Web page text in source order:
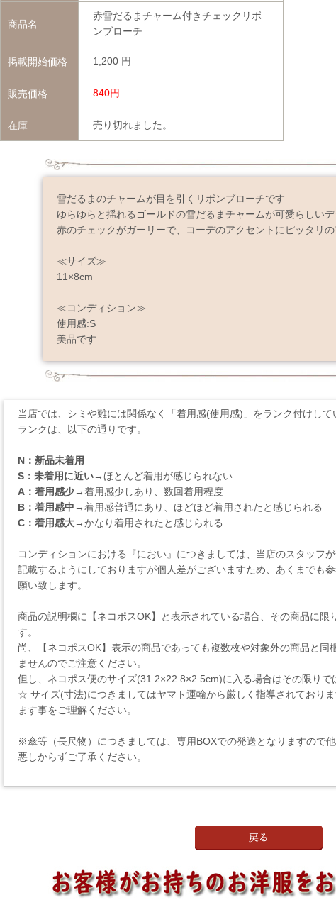
商品名
赤雪だるまチャーム付きチェックリボ
ンブローチ
掲載開始価格 1,200 円
販売価格 840円
在庫 売り切れました。
雪だるまのチャームが目を引くリボンブローチです
ゆらゆらと揺れるゴールドの雪だるまチャームが可愛らしい
赤のチェックがガーリーで、コーデのアクセントにピッタリ
≪サイズ≫
11×8cm
≪コンディション≫
使用感:S
美品です
当店では、シミや難には関係なく「着用感(使用感)」をランク付けして
ランクは、以下の通りです。
N：新品未着用
S：未着用に近い→ほとんど着用が感じられない
A：着用感少→着用感少しあり、数回着用程度
B：着用感中→着用感普通にあり、ほどほど着用されたと感じられる
C：着用感大→かなり着用されたと感じられる
コンディションにおける『におい』につきましては、当店のスタッフ
記載するようにしておりますが個人差がございますため、あくまでも
願い致します。
商品の説明欄に【ネコポスOK】と表示されている場合、その商品に限
す。
尚、【ネコポスOK】表示の商品であっても複数枚や対象外の商品と同
ませんのでご注意ください。
但し、ネコポス便のサイズ(31.2×22.8×2.5cm)に入る場合はその限りで
☆ サイズ(寸法)につきましてはヤマト運輸から厳しく指導されており
ます事をご理解ください。
※傘等（長尺物）につきましては、専用BOXでの発送となりますので
悪しからずご了承ください。